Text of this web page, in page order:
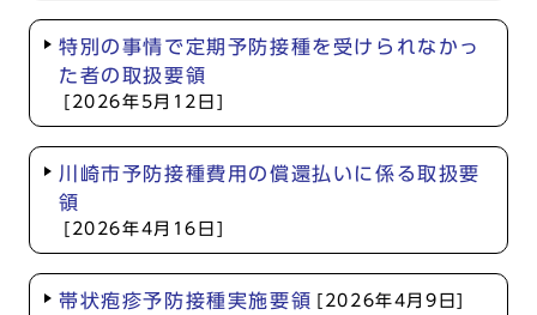
特別の事情で定期予防接種を受けられなかっ
た者の取扱要領
[2026年5月12日]
川崎市予防接種費用の償還払いに係る取扱要
領
[2026年4月16日]
帯状疱疹予防接種実施要領 [2026年4月9日]